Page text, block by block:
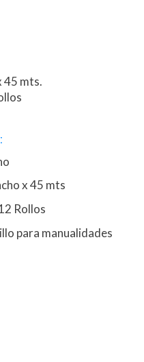
45 mts.
x 45 mts
Rollos
para manualidades